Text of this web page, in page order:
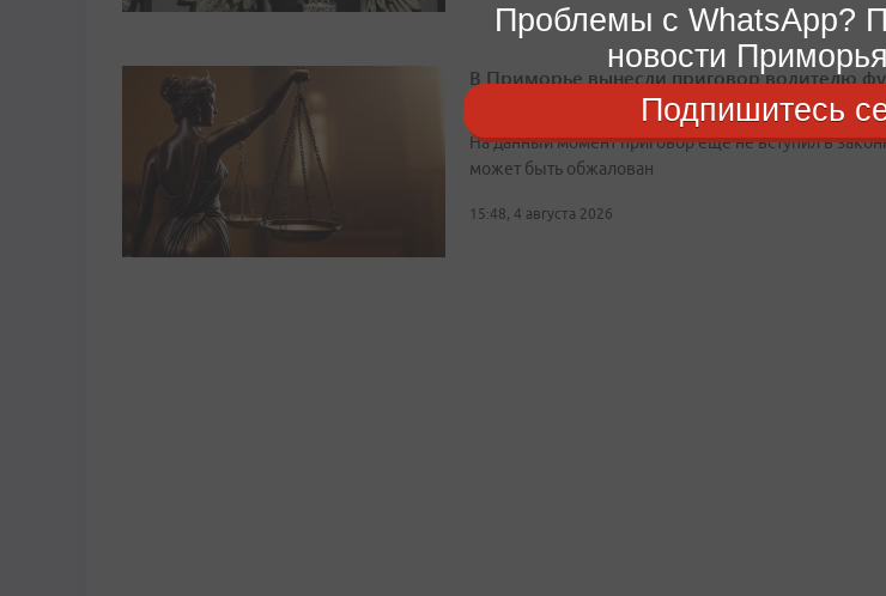
В Приморье вынесли приговор водителю
устроившему смертельное ДТП
На данный момент приговор еще не вступил в
может быть обжалован
15:48, 4 августа 2026
Проблемы с WhatsApp?
новости
Подпишитесь